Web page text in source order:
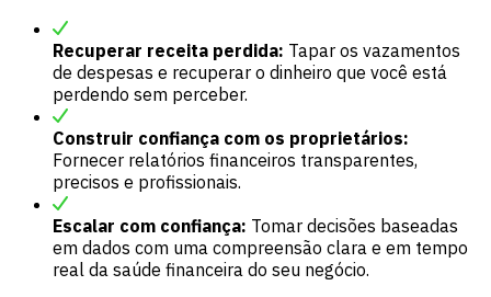
Recuperar receita perdida: Tapar os vazamentos
de despesas e recuperar o dinheiro que você está
perdendo sem perceber.
Construir confiança com os proprietários:
Fornecer relatórios financeiros transparentes,
precisos e profissionais.
Escalar com confiança: Tomar decisões baseadas
em dados com uma compreensão clara e em tempo
real da saúde financeira do seu negócio.